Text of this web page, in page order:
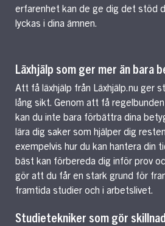
erfarenhet kan de ge dig det stöd
lyckas i dina ämnen.
Läxhjälp som ger mer än bara
Att få läxhjälp från Läxhjälp.nu ger
lång sikt. Genom att få
kan du inte bara förbättra dina
lära dig saker som hjälper dig
exempelvis hur du kan hantera din
bäst kan förbereda dig inför prov
gör att du får en stark grund för
framtida studier och i arbetslivet.
Studietekniker som gör skillnad